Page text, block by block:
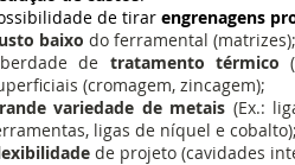
de tirar engrenagens
baixo do ferramental (matrizes);
de tratamento térmico
(cromagem, zincagem);
variedade de metais (Ex.:
ligas de níquel e cobalto);
de projeto (cavidades